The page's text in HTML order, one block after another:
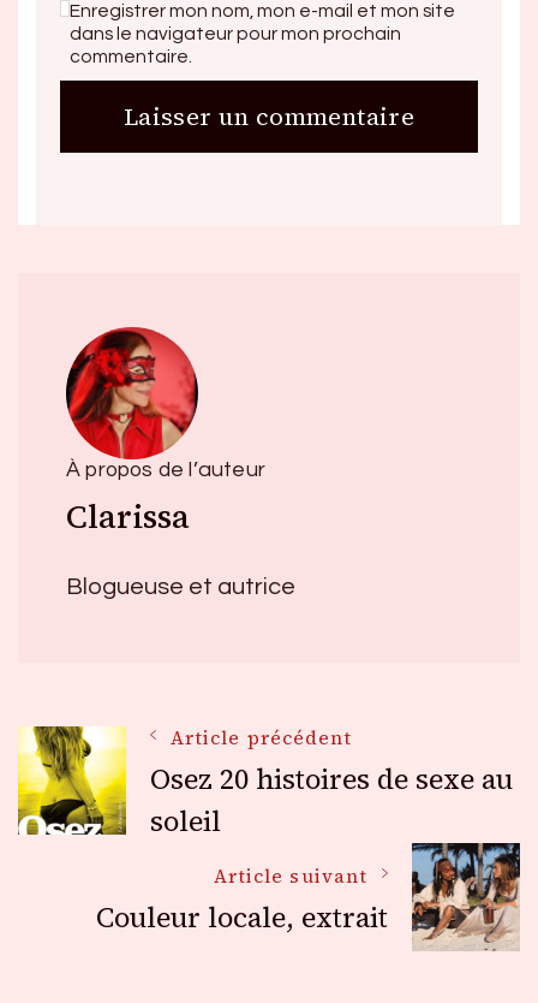
Enregistrer mon nom, mon e-mail et mon site
dans le navigateur pour mon prochain
commentaire.
À propos de l’auteur
Clarissa
Blogueuse et autrice
Navigation
des
articles
Article précédent
Osez 20 histoires de sexe au
soleil
Article suivant
Couleur locale, extrait